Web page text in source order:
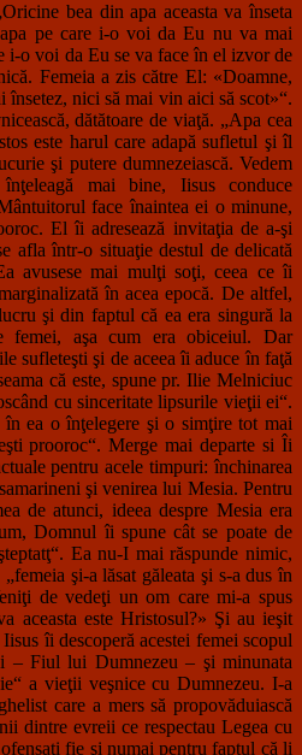
bea din apa aceasta va înseta
pe care i-o voi da Eu nu va mai
i-o voi da Eu se va face în el izvor de
Femeia a zis către El: «Doamne,
însetez, nici să mai vin aici să scot»“.
dătătoare de viaţă. „Apa cea
este harul care adapă sufletul şi îl
şi putere dumnezeiască. Vedem
mai bine, Iisus conduce
face înaintea ei o minune,
El îi adresează invitaţia de a-şi
afla într-o situaţie destul de delicată
avusese mai mulţi soţi, ceea ce îi
în acea epocă. De altfel,
şi din faptul că ea era singură la
aşa cum era obiceiul. Dar
sufleteşti şi de aceea îi aduce în faţă
că este, spune pr. Ilie Melniciuc
cu sinceritate lipsurile vieţii ei“.
în ea o înţelegere şi o simţire tot mai
prooroc“. Merge mai departe si Îi
pentru acele timpuri: închinarea
şi venirea lui Mesia. Pentru
de atunci, ideea despre Mesia era
Domnul îi spune cât se poate de
Ea nu-I mai răspunde nimic,
şi-a lăsat găleata şi s-a dus în
de vedeţi un om care mi-a spus
aceasta este Hristosul?» Şi au ieşit
îi descoperă acestei femei scopul
– Fiul lui Dumnezeu – şi minunata
a vieţii veşnice cu Dumnezeu. I-a
care a mers să propovăduiască
dintre evreii ce respectau Legea cu
fie şi numai pentru faptul că li